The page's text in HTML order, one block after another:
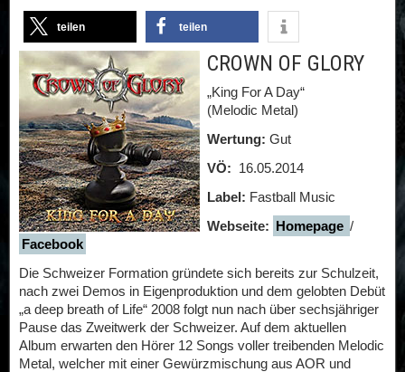
teilen teilen
CROWN OF GLORY
„King For A Day“
(Melodic Metal)
Wertung: Gut
VÖ: 16.05.2014
Label: Fastball Music
Webseite: Homepage /
Facebook
Die Schweizer Formation gründete sich bereits zur Schulzeit,
nach zwei Demos in Eigenproduktion und dem gelobten Debüt
„a deep breath of Life“ 2008 folgt nun nach über sechsjähriger
Pause das Zweitwerk der Schweizer. Auf dem aktuellen
Album erwarten den Hörer 12 Songs voller treibenden Melodic
Metal, welcher mit einer Gewürzmischung aus AOR und